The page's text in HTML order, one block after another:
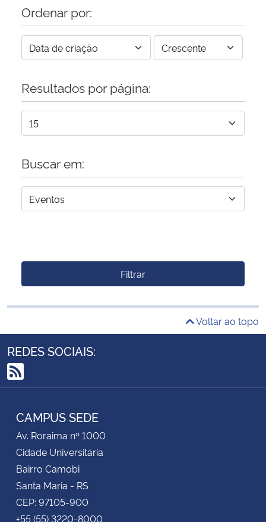
Ordenar por:
Resultados por página:
Buscar em:
Filtrar
Voltar ao topo
REDES SOCIAIS:
RSS
CAMPUS SEDE
Av. Roraima nº 1000
Cidade Universitária
Bairro Camobi
Santa Maria - RS
CEP: 97105-900
+55 (55) 3220-8000